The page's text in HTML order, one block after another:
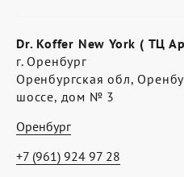
Dr. Koffer New York ( ТЦ
г. Оренбург
Оренбургская обл,
шоссе, дом № 3
Оренбург
+7 (961) 924 97 28